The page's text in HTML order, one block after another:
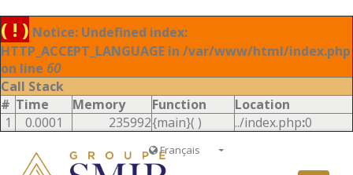
( ! ) Notice: Undefined index:
HTTP_ACCEPT_LANGUAGE in /var/www/html/index.php
on line 60
Call Stack
# Time Memory Function
Location
1
0.0001 235992{main}( ) ../index.php:0
Français